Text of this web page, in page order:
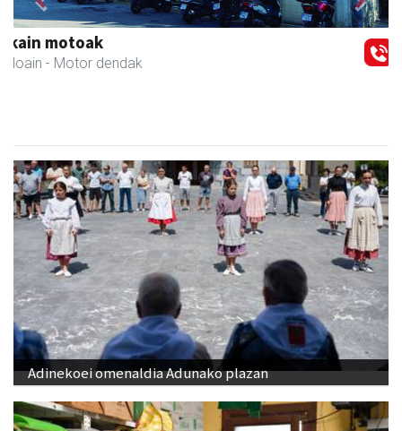
Coviran Karrika
Andoain - Janari-dendak
Previous Next
Adinekoei omenaldia Adunako plazan